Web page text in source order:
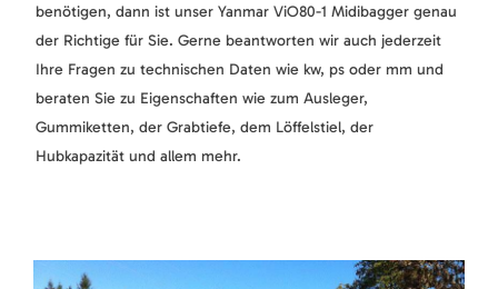
benötigen, dann ist unser Yanmar ViO80-1 Midibagger genau
der Richtige für Sie. Gerne beantworten wir auch jederzeit
Ihre Fragen zu technischen Daten wie kw, ps oder mm und
beraten Sie zu Eigenschaften wie zum Ausleger,
Gummiketten, der Grabtiefe, dem Löffelstiel, der
Hubkapazität und allem mehr.